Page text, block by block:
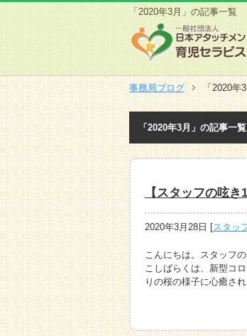
「2020年3月」の記事一覧
事務局ブログ 「2020年
「2020年3月」の記事一覧
【スタッフの呟
2020年3月28日 [スタッ
こんにちは。スタッフ
こしばらくは、新型コ
りの桜の様子に心癒さ